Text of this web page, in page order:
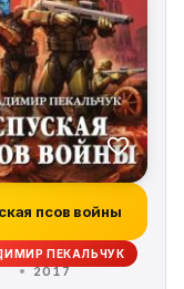
псов войны
ПЕКАЛЬЧУК
2017